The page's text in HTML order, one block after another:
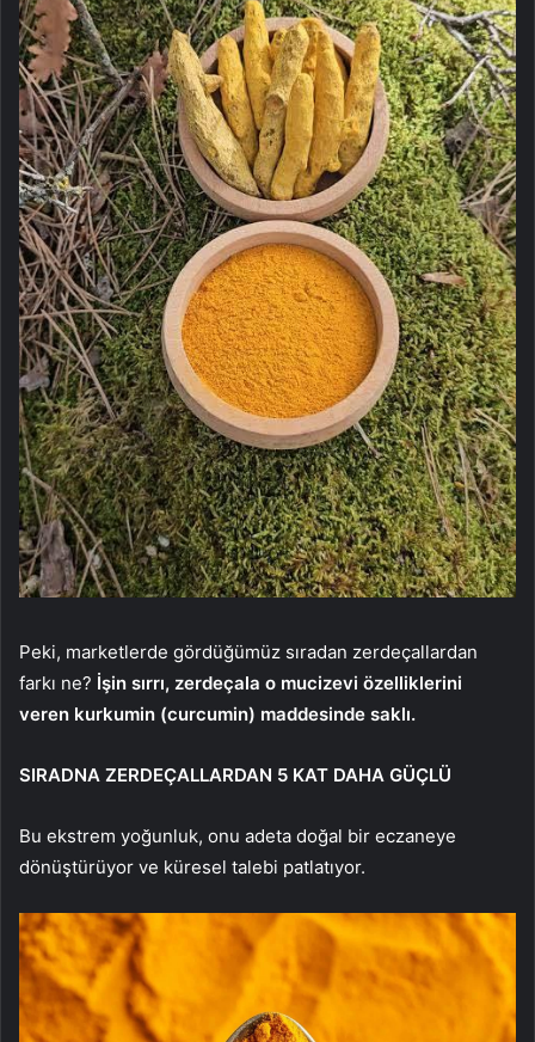
Peki, marketlerde gördüğümüz sıradan zerdeçallardan
farkı ne? İşin sırrı, zerdeçala o mucizevi özelliklerini
veren kurkumin (curcumin) maddesinde saklı.
SIRADNA ZERDEÇALLARDAN 5 KAT DAHA GÜÇLÜ
Bu ekstrem yoğunluk, onu adeta doğal bir eczaneye
dönüştürüyor ve küresel talebi patlatıyor.